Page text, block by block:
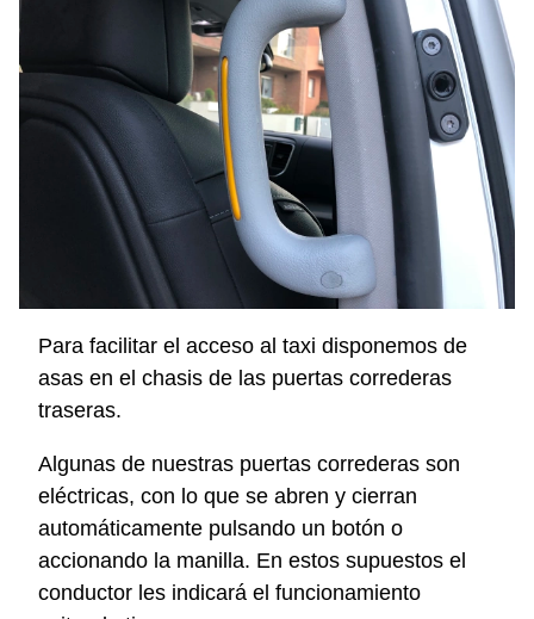
Para facilitar el acceso al taxi disponemos de
asas en el chasis de las puertas correderas
traseras.
Algunas de nuestras puertas correderas son
eléctricas, con lo que se abren y cierran
automáticamente pulsando un botón o
accionando la manilla. En estos supuestos el
conductor les indicará el funcionamiento